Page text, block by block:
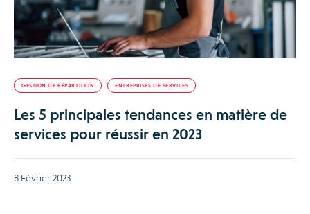
GESTION DE RÉPARTITION ENTREPRISES DE SERVICES
Les 5 principales tendances en matière de
services pour réussir en 2023
8 Février 2023